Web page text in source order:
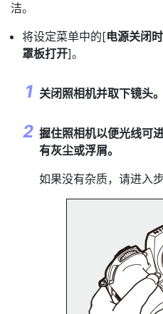
洁。
将设定菜单中的[电源关闭
罩板打开]。
关闭照相机并取下镜头。
握住照相机以便光线可
有灰尘或浮屑。
如果没有杂质，请进入步